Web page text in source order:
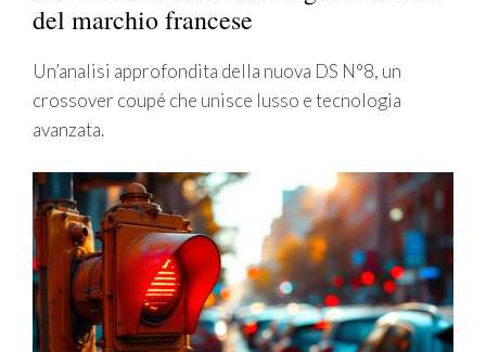
del marchio francese
Un’analisi approfondita della nuova DS N°8, un
crossover coupé che unisce lusso e tecnologia
avanzata.